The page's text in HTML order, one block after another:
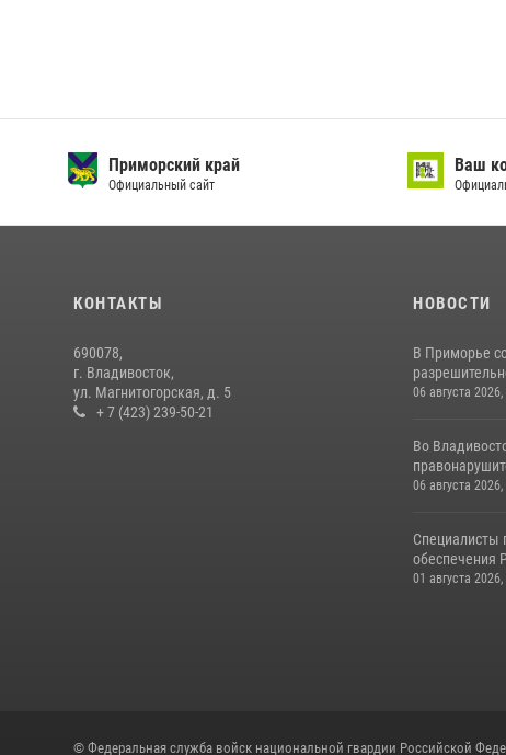
Приморский край
Официальный сайт
Ваш
КОНТАКТЫ
690078,
г. Владивосток,
ул. Магнитогорская, д. 5
+ 7 (423) 239-50-21
НОВОСТИ
В Приморье
06 августа
Во
06 августа 2026,
Специалисты
обеспечения
01 августа
© Федеральная служба войск национальной гвардии Российской